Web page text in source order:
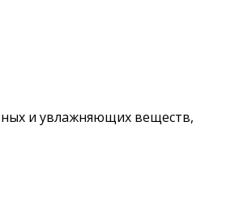
и увлажняющих веществ,